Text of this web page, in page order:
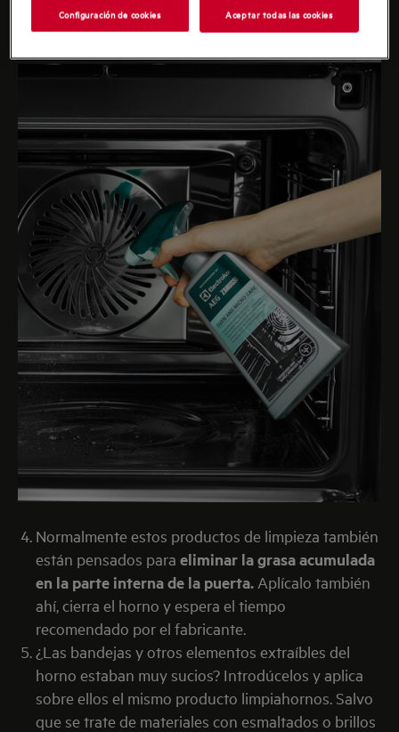
Normalmente estos productos de limpieza también
están pensados para eliminar la grasa acumulada
en la parte interna de la puerta. Aplícalo también
ahí, cierra el horno y espera el tiempo
recomendado por el fabricante.
¿Las bandejas y otros elementos extraíbles del
horno estaban muy sucios? Introdúcelos y aplica
sobre ellos el mismo producto limpiahornos. Salvo
que se trate de materiales con esmaltados o brillos
Configuración de cookies Aceptar todas las cookies